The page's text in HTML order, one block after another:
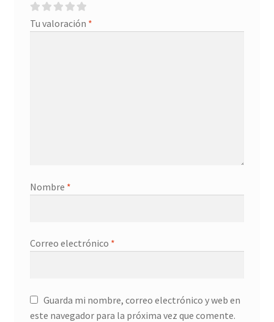
Tu valoración *
Nombre *
Correo electrónico *
Guarda mi nombre, correo electrónico y web en
este navegador para la próxima vez que comente.